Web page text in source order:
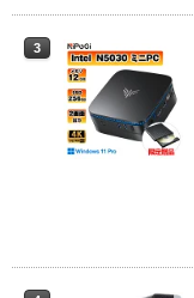
3